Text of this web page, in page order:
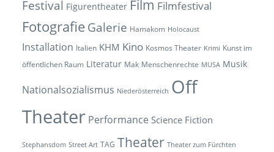
Festival Figurentheater Film Filmfestival
Fotografie Galerie Hamakom Holocaust
Installation Italien KHM Kino Kosmos Theater Krimi Kunst im
öffentlichen Raum Literatur Mak Menschenrechte MUSA Musik
Nationalsozialismus Niederösterreich Off
Theater Performance Science Fiction
Stephansdom Street Art TAG Theater Theater zum Fürchten